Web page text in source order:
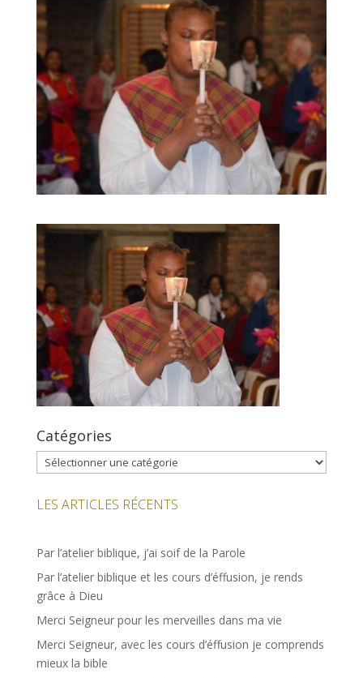
Catégories
Catégories
LES ARTICLES RÉCENTS
Par l’atelier biblique, j’ai soif de la Parole
Par l’atelier biblique et les cours d’éffusion, je rends
grâce à Dieu
Merci Seigneur pour les merveilles dans ma vie
Merci Seigneur, avec les cours d’éffusion je comprends
mieux la bible